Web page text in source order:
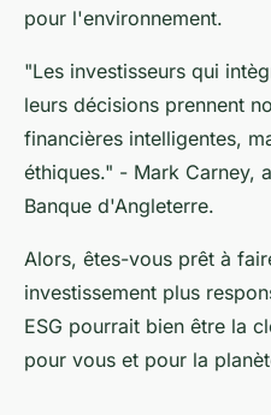
pour l'environnement.
"Les investisseurs qui
leurs décisions prennent
financières intelligentes,
éthiques." - Mark Carney,
Banque d'Angleterre.
Alors, êtes-vous prêt à
investissement plus
ESG pourrait bien être la
pour vous et pour la